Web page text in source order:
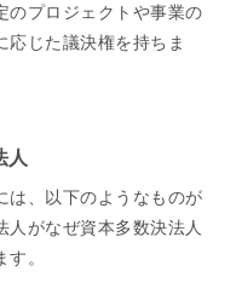
のプロジェクトや事業の
応じた議決権を持ちま
人
は、以下のようなものが
がなぜ資本多数決法人
。